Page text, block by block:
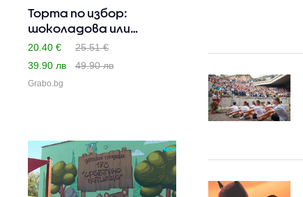
Торта по избор:
шоколадова или
ванилова с бо..
20.40 €
25.51 €
39.90 лв
49.90 лв
Grabo.bg